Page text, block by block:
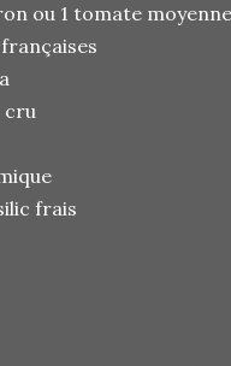
ou 1 tomate
cru
frais